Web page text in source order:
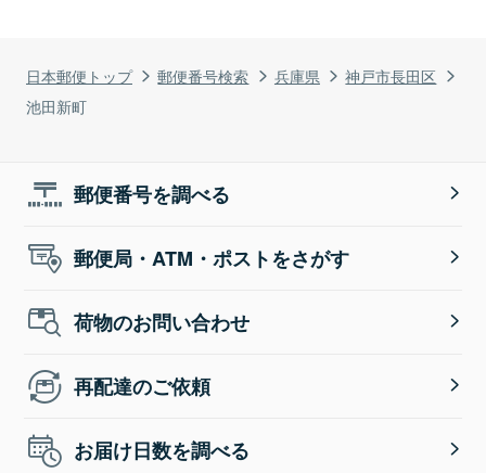
日本郵便トップ 郵便番号検索 兵庫県
神戸市長田区
池田新町
郵便番号を調べる
郵便局・ATM・ポストをさがす
荷物のお問い合わせ
再配達のご依頼
お届け日数を調べる